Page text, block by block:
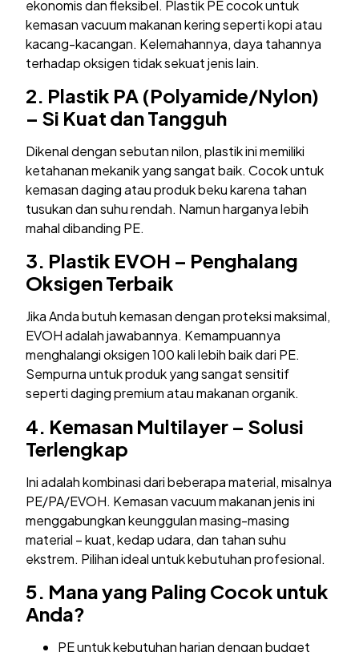
ekonomis dan fleksibel. Plastik PE cocok untuk
kemasan vacuum makanan kering seperti kopi atau
kacang-kacangan. Kelemahannya, daya tahannya
terhadap oksigen tidak sekuat jenis lain.
2. Plastik PA (Polyamide/Nylon)
– Si Kuat dan Tangguh
Dikenal dengan sebutan nilon, plastik ini memiliki
ketahanan mekanik yang sangat baik. Cocok untuk
kemasan daging atau produk beku karena tahan
tusukan dan suhu rendah. Namun harganya lebih
mahal dibanding PE.
3. Plastik EVOH – Penghalang
Oksigen Terbaik
Jika Anda butuh kemasan dengan proteksi maksimal,
EVOH adalah jawabannya. Kemampuannya
menghalangi oksigen 100 kali lebih baik dari PE.
Sempurna untuk produk yang sangat sensitif
seperti daging premium atau makanan organik.
4. Kemasan Multilayer – Solusi
Terlengkap
Ini adalah kombinasi dari beberapa material, misalnya
PE/PA/EVOH. Kemasan vacuum makanan jenis ini
menggabungkan keunggulan masing-masing
material – kuat, kedap udara, dan tahan suhu
ekstrem. Pilihan ideal untuk kebutuhan profesional.
5. Mana yang Paling Cocok untuk
Anda?
PE untuk kebutuhan harian dengan budget